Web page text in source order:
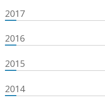
2017
2016
2015
2014